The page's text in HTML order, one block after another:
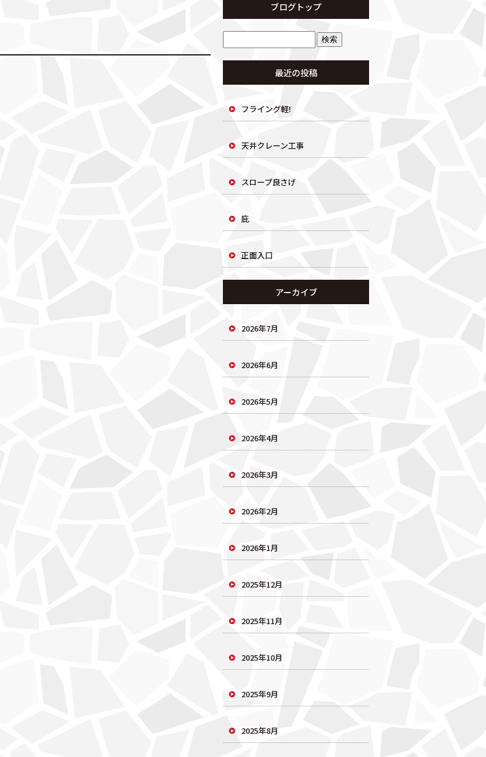
ブログトップ
最近の投稿
フライング軽!
天井クレーン工事
スロープ良さげ
庇
正面入口
アーカイブ
2026年7月
2026年6月
2026年5月
2026年4月
2026年3月
2026年2月
2026年1月
2025年12月
2025年11月
2025年10月
2025年9月
2025年8月